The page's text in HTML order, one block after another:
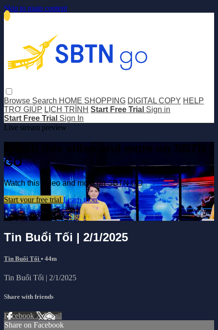
Skip to main content
Browse Search HOME SHOPPING DIGITAL COPY HELP
TRỢ GIÚP LỊCH TRÌNH Start Free Trial Sign in
Start Free Trial Sign In
Live stream preview
Watch this video and more on SBTN
GO
Watch this video and more on SBTN GO
Start your free trial Learn more
Already subscribed?Sign in
Tin Buổi Tối | 2/1/2025
Tin Buổi Tối • 44m
Tin Buổi Tối | 2/1/2025
Share with friends
Facebook XEmail
Share on Facebook